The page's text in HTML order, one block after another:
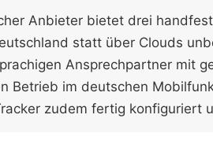
Anbieter bietet drei
statt über Clouds
Ansprechpartner mit
Betrieb im deutschen
zudem fertig konfiguriert